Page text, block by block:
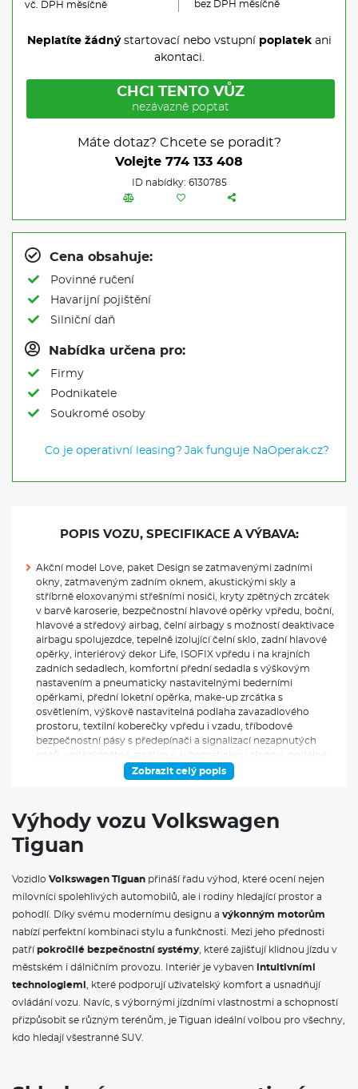
vč. DPH měsíčně bez DPH měsíčně
Neplatíte žádnýstartovací nebo vstupní poplatekani
akontaci.
CHCI TENTO VŮZ
nezávazně poptat
Máte dotaz? Chcete se poradit?
Volejte 774 133 408
ID nabídky: 6130785
Cena obsahuje:
Povinné ručení
Havarijní pojištění
Silniční daň
Nabídka určena pro:
Firmy
Podnikatele
Soukromé osoby
Co je operativní leasing? Jak funguje NaOperak.cz?
POPIS VOZU, SPECIFIKACE A VÝBAVA:
Akční model Love, paket Design se zatmavenými zadními
okny, zatmaveným zadním oknem, akustickými skly a
stříbrně eloxovanými střešními nosiči, kryty zpětných zrcátek
v barvě karoserie, bezpečnostní hlavové opěrky vpředu, boční,
hlavové a středový airbag, čelní airbagy s možností deaktivace
airbagu spolujezdce, tepelně izolující čelní sklo, zadní hlavové
opěrky, interiérový dekor Life, ISOFIX vpředu i na krajních
zadních sedadlech, komfortní přední sedadla s výškovým
nastavením a pneumaticky nastavitelnými bederními
opěrkami, přední loketní opěrka, make-up zrcátka s
osvětlením, výškově nastavitelná podlaha zavazadlového
prostoru, textilní koberečky vpředu i vzadu, tříbodové
bezpečnostní pásy s předepínači a signalizací nezapnutých
pásů, vnitřní zpětné zrcátko s automatickou clonou, podélně
posuvná a sklopná zadní sedadla s loketní opěrkou, držáky
prostoru, adaptivní tempomat ACC s funkcí Stop & Go,
prediktivní regulací rychlosti a asistencí pro jízdu v zatáčkách,
alarm s ostrahou interiéru, senzorem naklonění a záložní
houkačkou, ambientní osvětlení interiéru s výběrem z 10
klimatizace se senzorem kvality vzduchu, bezklíčové
odemykání a zamykání Keyless Access se systémem
SAFELOCK, rozpoznávání chodců, dešťový senzor,
elektromechanická parkovací brzda s funkcí Auto Hold, Front
vnějších klik dveří, LED světlomety s LED denním svícením,
automatickým spínačem světlometů a funkcemi Coming
Home a Leaving Home, LED zadní světla, Light Assist,
multifunkční volič jízdních režimů s dotykovým displejem a
funkcemi Atmospheres, paket IQ.DRIVE zahrnující 360°
230V zásuvku v zavazadlovém prostoru, paměť parkování,
Connect a We Connect Plus, rozpoznávání dopravních
Zobrazit celý popis
Výhody vozu Volkswagen
Tiguan
Vozidlo Volkswagen Tiguan přináší řadu výhod, které ocení nejen
milovníci spolehlivých automobilů, ale i rodiny hledající prostor a
pohodlí. Díky svému modernímu designu a výkonným motorům
nabízí perfektní kombinaci stylu a funkčnosti. Mezi jeho přednosti
patřípokročilé bezpečnostní systémy , které zajišťují klidnou jízdu v
městském i dálničním provozu. Interiér je vybaven
intuitivními
technologiemi
, které podporují uživatelský komfort a usnadňují
ovládání vozu. Navíc, s výbornými jízdními vlastnostmi a schopností
přizpůsobit se různým terénům, je Tiguan ideální volbou pro všechny,
kdo hledají všestranné SUV.